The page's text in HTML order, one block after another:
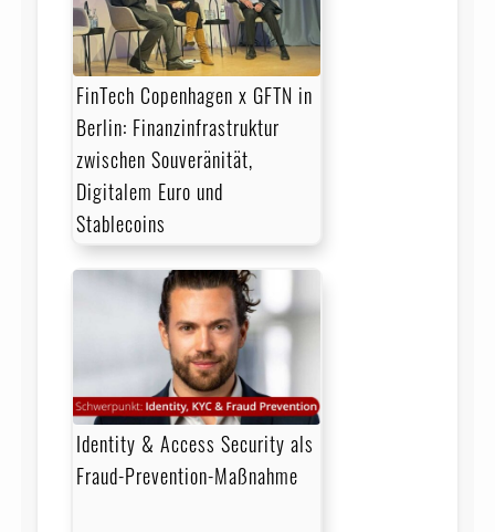
FinTech Copenhagen x GFTN in
Berlin: Finanz­infra­struktur
zwischen Souveränität,
Digitalem Euro und
Stablecoins
Identity & Access Security als
Fraud-Prevention-Maßnahme